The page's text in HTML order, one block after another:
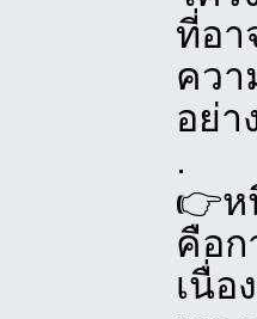
ที่อา
ควา
อย่า
.
👉ห
คือก
เนื่อ